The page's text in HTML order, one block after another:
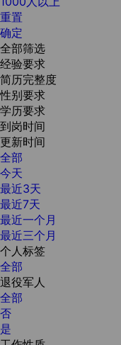
重置
确定
全部筛选
经验要求
简历完整度
性别要求
学历要求
到岗时间
更新时间
全部
今天
最近3天
最近7天
最近一个月
最近三个月
个人标签
全部
退役军人
全部
否
是